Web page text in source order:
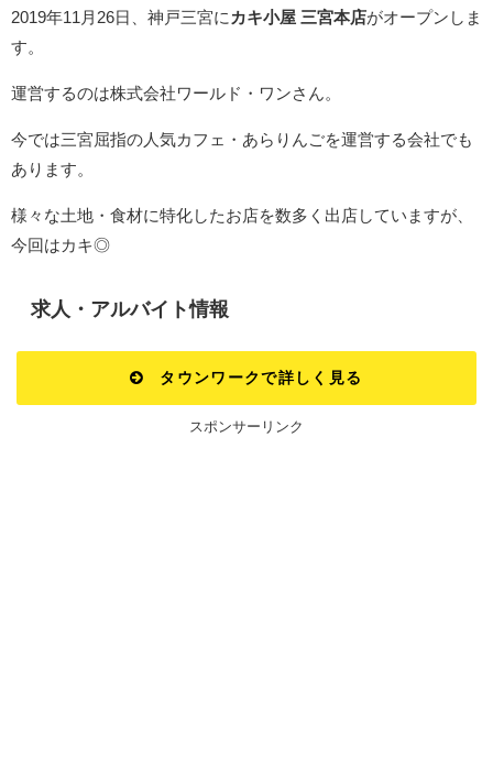
2019年11月26日、神戸三宮に カキ小屋 三宮本店がオープンしま
す。
運営するのは株式会社ワールド・ワンさん。
今では三宮屈指の人気カフェ・あらりんごを運営する会社でも
あります。
様々な土地・食材に特化したお店を数多く出店していますが、
今回はカキ◎
求人・アルバイト情報
タウンワークで詳しく見る
スポンサーリンク